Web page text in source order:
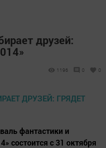
друзей:
1196 0 0
фантастики и
состоится с 31 октября